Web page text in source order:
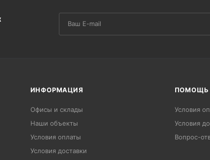
ИНФОРМАЦИЯ
Офисы и склады
Наши объекты
Условия оплаты
Условия доставки
ПОМОЩЬ
Условия
Условия
Вопрос-